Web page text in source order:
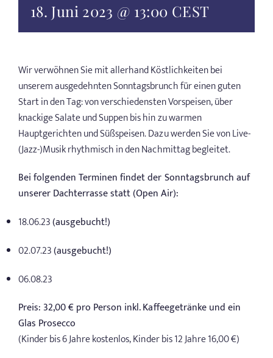
18. Juni 2023 @ 13:00 CEST
Wir verwöhnen Sie mit allerhand Köstlichkeiten bei
unserem ausgedehnten Sonntagsbrunch für einen guten
Start in den Tag: von verschiedensten Vorspeisen, über
knackige Salate und Suppen bis hin zu warmen
Hauptgerichten und Süßspeisen. Dazu werden Sie von Live-
(Jazz-)Musik rhythmisch in den Nachmittag begleitet.
Bei folgenden Terminen findet der Sonntagsbrunch auf
unserer Dachterrasse statt (Open Air):
18.06.23(ausgebucht!)
02.07.23(ausgebucht!)
06.08.23
Preis: 32,00 € pro Person inkl. Kaffeegetränke und ein
Glas Prosecco
(Kinder bis 6 Jahre kostenlos, Kinder bis 12 Jahre 16,00 €)